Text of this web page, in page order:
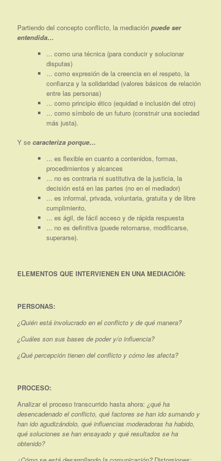
Partiendo del concepto conflicto, la mediación puede ser
entendida…
... como una técnica (para conducir y solucionar
disputas)
... como expresión de la creencia en el respeto, la
confianza y la solidaridad (valores básicos de relación
entre las personas)
... como principio ético (equidad e inclusión del otro)
... como símbolo de un futuro (construir una sociedad
más justa).
Y se caracteriza porque…
... es flexible en cuanto a contenidos, formas,
procedimientos y alcances
... no es contraria ni sustitutiva de la justicia, la
decisión está en las partes (no en el mediador)
... es informal, privada, voluntaria, gratuita y de libre
cumplimiento,
... es ágil, de fácil acceso y de rápida respuesta
... no es definitiva (puede retomarse, modificarse,
superarse).
ELEMENTOS QUE INTERVIENEN EN UNA MEDIACIÓN:
PERSONAS:
¿Quién está involucrado en el conflicto y de qué manera?
¿Cuáles son sus bases de poder y/o influencia?
¿Qué percepción tienen del conflicto y cómo les afecta?
PROCESO:
Analizar el proceso transcurrido hasta ahora: ¿qué ha
desencadenado el conflicto, qué factores se han ido sumando y
han ido agudizándolo, qué influencias moderadoras ha habido,
qué soluciones se han ensayado y qué resultados se ha
obtenido?